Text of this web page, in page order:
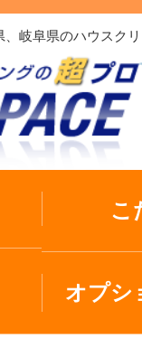
岐阜県のハウスク
こ
オプシ